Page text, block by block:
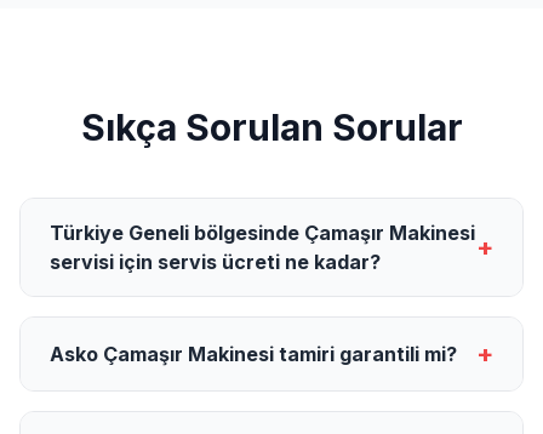
Sıkça Sorulan Sorular
Türkiye Geneli bölgesinde Çamaşır Makinesi
servisi için servis ücreti ne kadar?
+
Asko Çamaşır Makinesi tamiri garantili mi? +